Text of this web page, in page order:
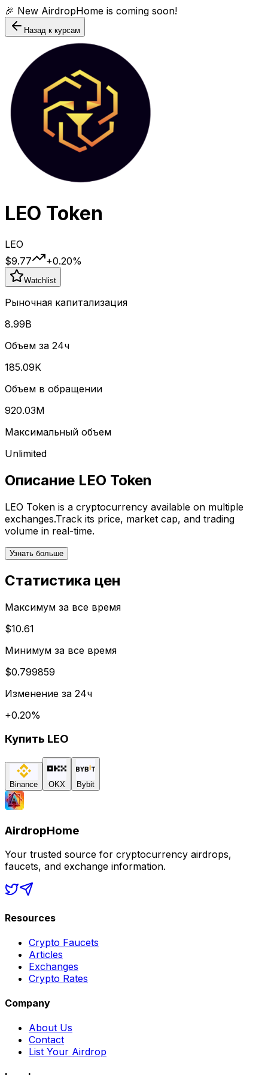
🎉 New AirdropHome is coming soon!
Назад к курсам
LEO Token
LEO
$9.77
+0.20%
Watchlist
Рыночная капитализация
8.99B
Объем за 24ч
185.09K
Объем в обращении
920.03M
Максимальный объем
Unlimited
Описание LEO Token
LEO Token is a cryptocurrency available on multiple
exchanges.Track its price, market cap, and trading
volume in real-time.
Узнать больше
Статистика цен
Максимум за все время
$10.61
Минимум за все время
$0.799859
Изменение за 24ч
+0.20%
Купить LEO
Binance OKX Bybit
AirdropHome
Your trusted source for cryptocurrency airdrops,
faucets, and exchange information.
Resources
Crypto Faucets
Articles
Exchanges
Crypto Rates
Company
About Us
Contact
List Your Airdrop